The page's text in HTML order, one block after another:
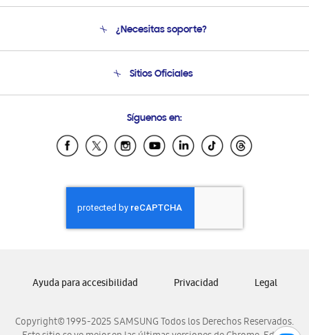
Soporte
Condiciones de Compra
¿Necesitas soporte?
Soporte vía eMail
Sitios Oficiales
Samsung Ecuador
Samsung El Salvador
Samsung Honduras
Samsung Nicaragua
Samsung Panamá
Samsung Venezuela
Síguenos en:
Copyright© 1995-2025 SAMSUNG Todos los Derechos Reservados.
Ayuda para accesibilidad Privacidad Legal